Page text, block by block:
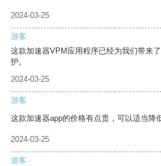
2024-03-25
游客
这款加速器VPM应用程序已经为我们带来
护。
2024-03-25
游客
这款加速器app的价格有点贵，可以适当降
2024-03-25
游客